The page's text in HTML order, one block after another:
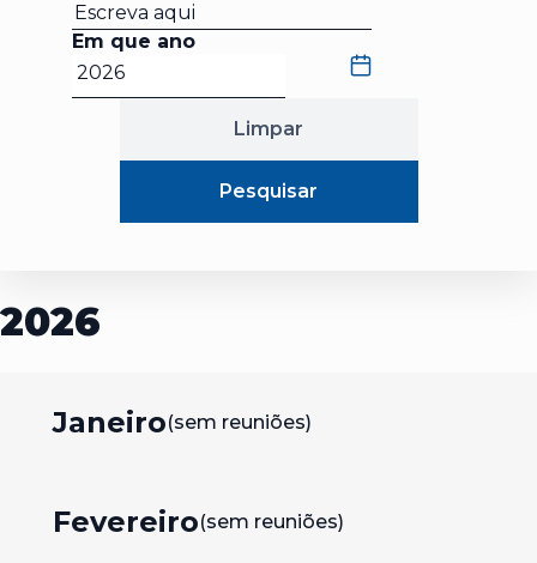
Em que ano
Limpar
Pesquisar
2026
Janeiro(sem reuniões)
Fevereiro(sem reuniões)